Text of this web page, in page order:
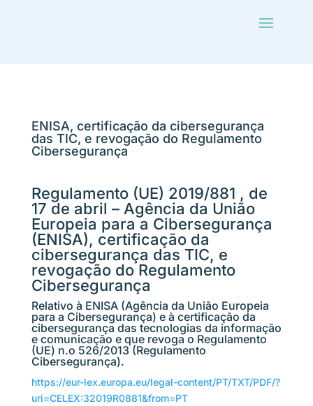
ENISA, certificação da cibersegurança
das TIC, e revogação do Regulamento
Cibersegurança
Regulamento (UE) 2019/881 , de
17 de abril – Agência da União
Europeia para a Cibersegurança
(ENISA), certificação da
cibersegurança das TIC, e
revogação do Regulamento
Cibersegurança
Relativo à ENISA (Agência da União Europeia
para a Cibersegurança) e à certificação da
cibersegurança das tecnologias da informação
e comunicação e que revoga o Regulamento
(UE) n.o 526/2013 (Regulamento
Cibersegurança).
https://eur-lex.europa.eu/legal-content/PT/TXT/PDF/?
uri=CELEX:32019R0881&from=PT